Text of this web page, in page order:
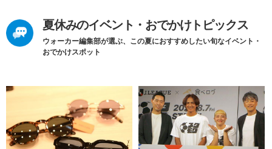
夏休みのイベント・おでかけトピックス
ウォーカー編集部が選ぶ、この夏におすすめしたい旬なイベント・
おでかけスポット